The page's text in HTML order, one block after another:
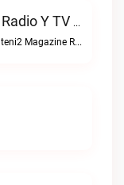
Conteni2 Magazine Radio Y TV Digital Live
El universo en tus manosConteni2 Magazine Radio y TV Digital live